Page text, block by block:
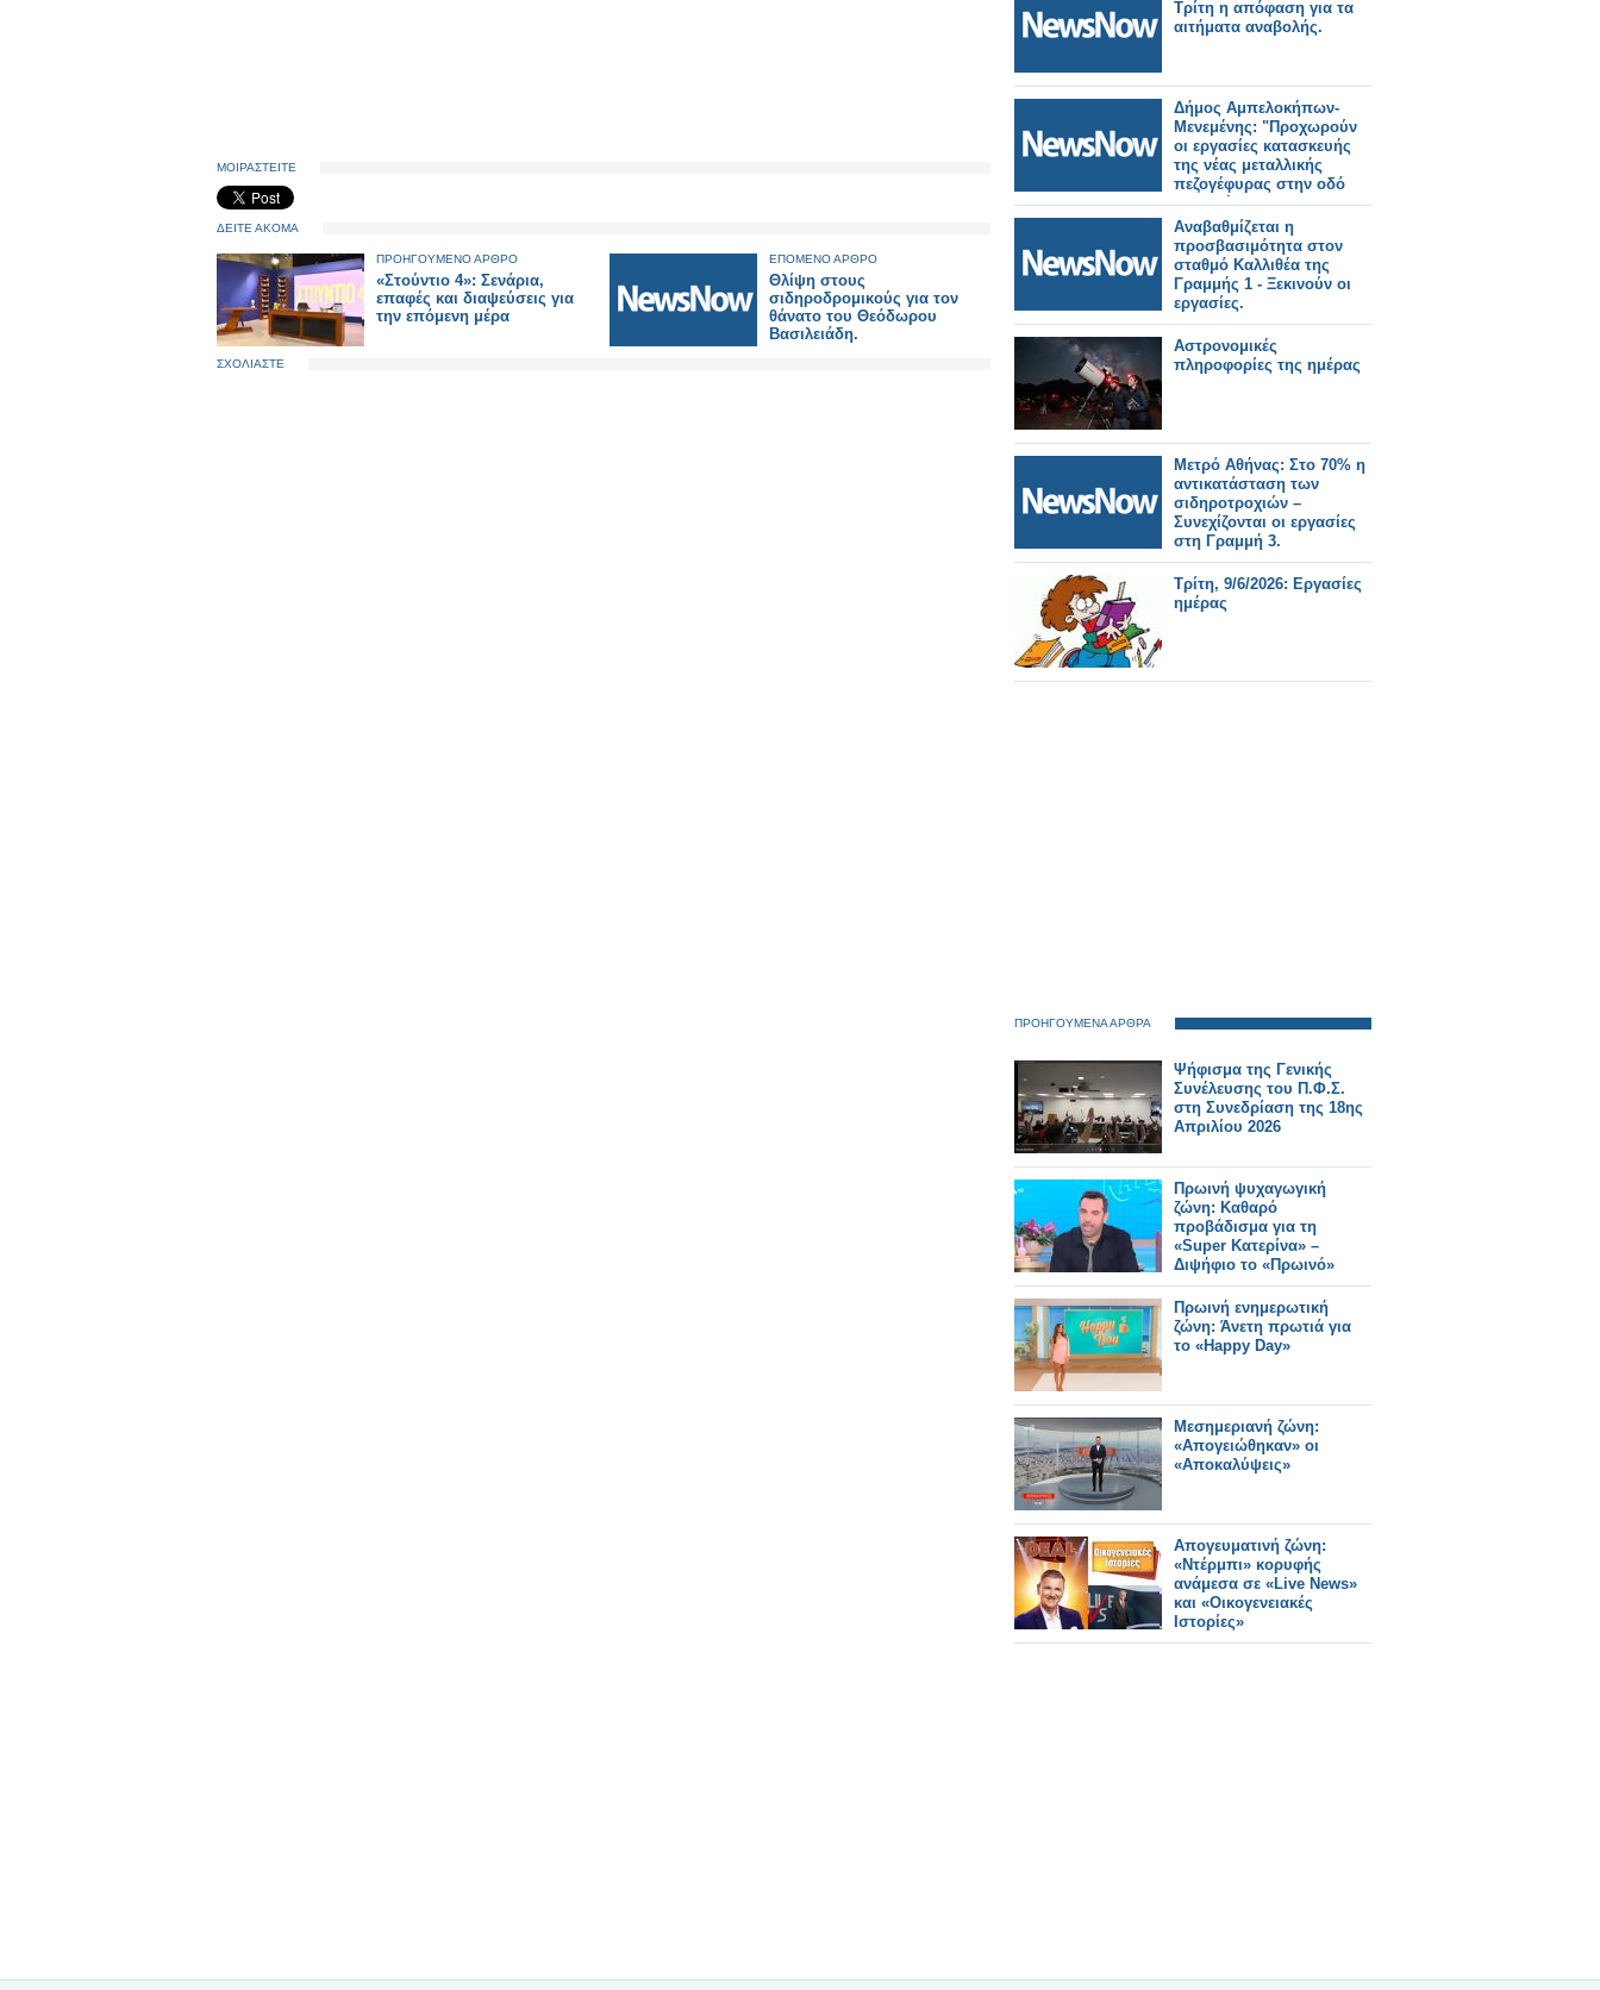
ΜΟΙΡΑΣΤΕΙΤΕ
ΔΕΙΤΕ ΑΚΟΜΑ
ΠΡΟΗΓΟΥΜΕΝΟ ΑΡΘΡΟ
«Στούντιο 4»: Σενάρια,
επαφές και διαψεύσεις για
την επόμενη μέρα
ΕΠΟΜΕΝΟ ΑΡΘΡΟ
Θλίψη στους
σιδηροδρομικούς για τον
θάνατο του Θεόδωρου
Βασιλειάδη.
ΣΧΟΛΙΑΣΤΕ
Τρίτη η απόφαση για τα
αιτήματα αναβολής.
Δήμος Αμπελοκήπων-
Μενεμένης: "Προχωρούν
οι εργασίες κατασκευής
της νέας μεταλλικής
πεζογέφυρας στην οδό
Καλλιθέας"
Αναβαθμίζεται η
προσβασιμότητα στον
σταθμό Καλλιθέα της
Γραμμής 1 - Ξεκινούν οι
εργασίες.
Αστρονομικές
πληροφορίες της ημέρας
Μετρό Αθήνας: Στο 70% η
αντικατάσταση των
σιδηροτροχιών –
Συνεχίζονται οι εργασίες
στη Γραμμή 3.
Τρίτη, 9/6/2026: Εργασίες
ημέρας
ΠΡΟΗΓΟΥΜΕΝΑ ΑΡΘΡΑ
Ψήφισμα της Γενικής
Συνέλευσης του Π.Φ.Σ.
στη Συνεδρίαση της 18ης
Απριλίου 2026
Πρωινή ψυχαγωγική
ζώνη: Καθαρό
προβάδισμα για τη
«Super Κατερίνα» –
Διψήφιο το «Πρωινό»
Πρωινή ενημερωτική
ζώνη: Άνετη πρωτιά για
το «Happy Day»
Μεσημεριανή ζώνη:
«Απογειώθηκαν» οι
«Αποκαλύψεις»
Απογευματινή ζώνη:
«Ντέρμπι» κορυφής
ανάμεσα σε «Live News»
και «Οικογενειακές
Ιστορίες»